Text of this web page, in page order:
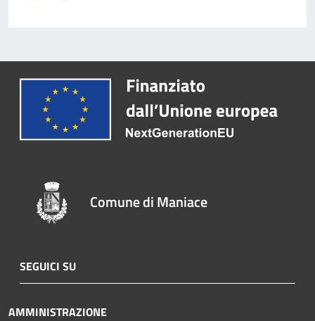
Comune di Maniace
SEGUICI SU
AMMINISTRAZIONE